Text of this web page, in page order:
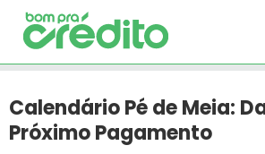
Calendário Pé de Meia:
Próximo Pagamento